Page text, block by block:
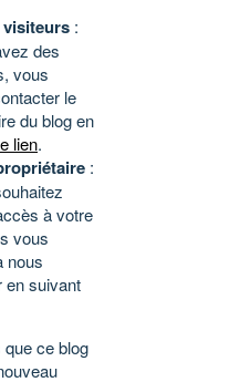
:
des
vous
le
du blog en
lien.
:
à votre
vous
nous
en suivant
ce blog